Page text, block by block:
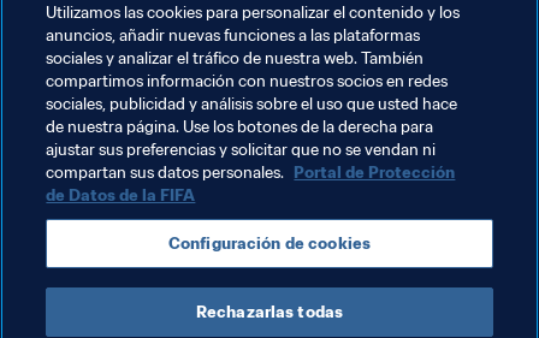
Ajax. Posteriormente, El pistolero ha demostrado ser un
delantero de clase mundial en el Liverpool FC y en el FC
Barcelona.
Temas relacionados
Netherlands
Utilizamos las cookies para personalizar el contenido y los
anuncios, añadir nuevas funciones a las plataformas
sociales y analizar el tráfico de nuestra web. También
compartimos información con nuestros socios en redes
sociales, publicidad y análisis sobre el uso que usted hace
de nuestra página. Use los botones de la derecha para
ajustar sus preferencias y solicitar que no se vendan ni
compartan sus datos personales. Portal de Protección
de Datos de la FIFA
Configuración de cookies
Rechazarlas todas